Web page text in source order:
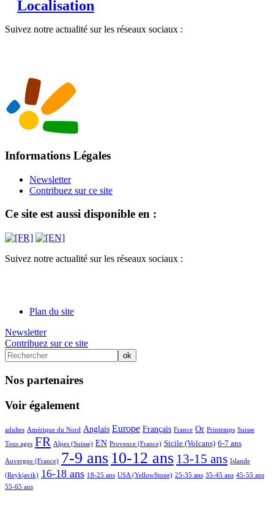
Localisation
Suivez notre actualité sur les réseaux sociaux :
Informations Légales
Newsletter
Contribuez sur ce site
Ce site est aussi disponible en :
Suivez notre actualité sur les réseaux sociaux :
Plan du site
Newsletter
Contribuez sur ce site
Nos partenaires
Voir également
6/65
adultes
6/65 Amérique du Nord
28/65 Anglais
30/65 Europe
23/65 Français
14/65 France
25/65 Or
2/65 Printemps
7/65 Suisse
6/65
Tous ages
48/65 FR
7/65 Alpes (Suisse)
23/65 EN
5/65 Provence (France)
17/65 Sicile (Volcans)
17/65 6-7 ans
9/65
Auvergne (France) 7-9 ans 10-12 ans 13-15 ans Islande
(Reykjavik)
38/65 16-18 ans
2/65 18-25 ans
8/65 USA (YellowStone)
2/65 25-35 ans
2/65 35-45 ans
2/65 45-55 ans
2/65
55-65 ans